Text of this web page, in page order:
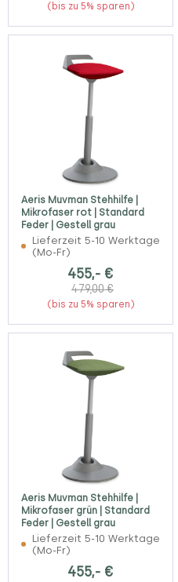
(bis zu 5% sparen)
Aeris Muvman Stehhilfe |
Mikrofaser rot | Standard
Feder | Gestell grau
Lieferzeit 5-10 Werktage
(Mo-Fr)
455,- €
479,00 €
(bis zu 5% sparen)
Aeris Muvman Stehhilfe |
Mikrofaser grün | Standard
Feder | Gestell grau
Lieferzeit 5-10 Werktage
(Mo-Fr)
455,- €